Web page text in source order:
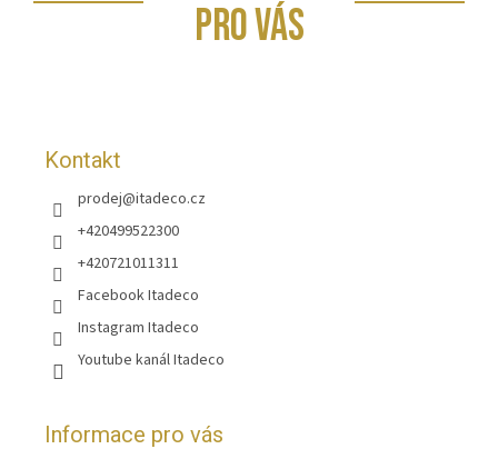
PRO VÁS
Kontakt
prodej@itadeco.cz
+420499522300
+420721011311
Facebook Itadeco
Instagram Itadeco
Youtube kanál Itadeco
Informace pro vás